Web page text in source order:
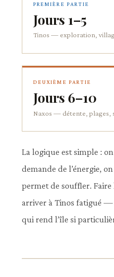
PREMIÈRE PARTIE
Jours 1–5
Tinos — exploration,
DEUXIÈME PARTIE
Jours 6–10
Naxos — détente, plages,
La logique est simple :
demande de l’énergie,
permet de souffler. Faire
arriver à Tinos fatigué —
qui rend l’île si